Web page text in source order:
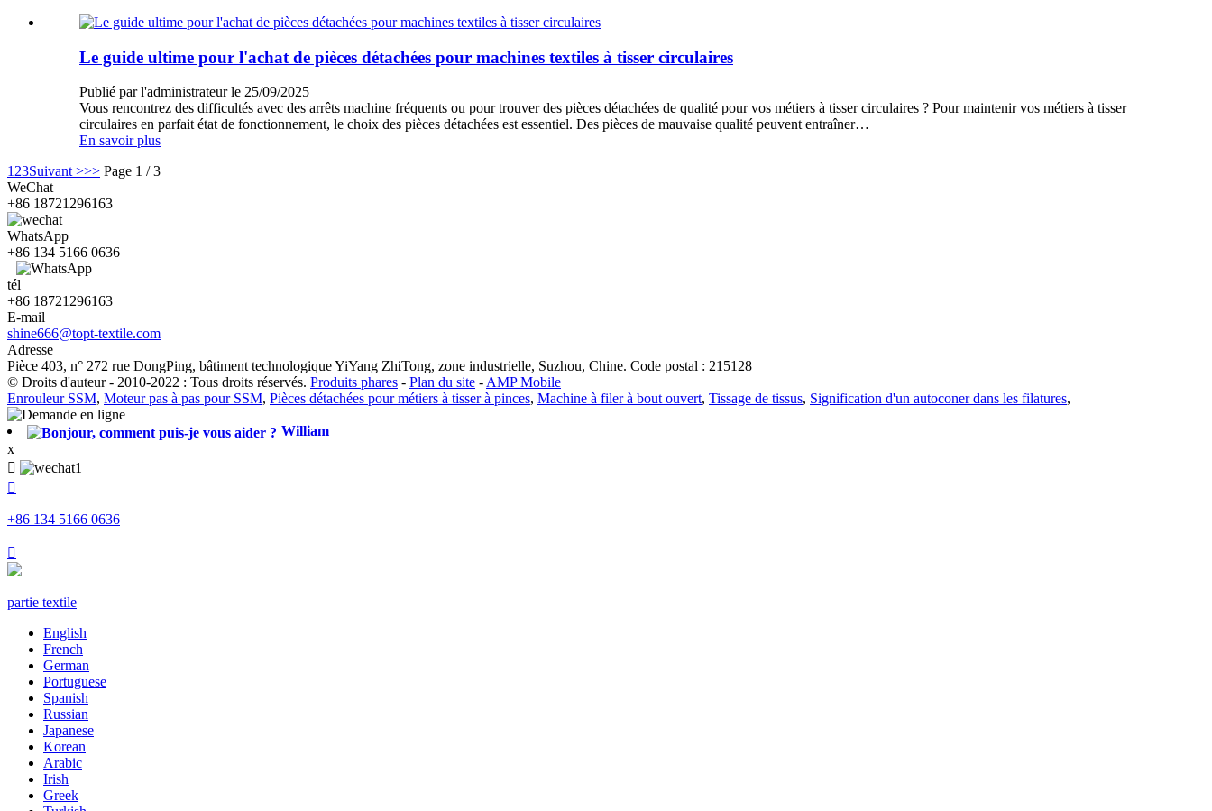
Le guide ultime pour l'achat de pièces détachées pour machines textiles à tisser circulaires
Publié par l'administrateur le 25/09/2025
Vous rencontrez des difficultés avec des arrêts machine fréquents ou pour trouver des pièces détachées de qualité pour vos métiers à tisser circulaires ? Pour maintenir vos métiers à tisser
circulaires en parfait état de fonctionnement, le choix des pièces détachées est essentiel. Des pièces de mauvaise qualité peuvent entraîner…
En savoir plus
1 23Suivant >>> Page 1 / 3
WeChat
+86 18721296163
WhatsApp
+86 134 5166 0636
tél
+86 18721296163
E-mail
shine666@topt-textile.com
Adresse
Pièce 403, n° 272 rue DongPing, bâtiment technologique YiYang ZhiTong, zone industrielle, Suzhou, Chine. Code postal : 215128
© Droits d'auteur - 2010-2022 : Tous droits réservés. Produits phares - Plan du site - AMP Mobile
Enrouleur SSM, Moteur pas à pas pour SSM, Pièces détachées pour métiers à tisser à pinces, Machine à filer à bout ouvert, Tissage de tissus, Signification d'un autoconer dans les filatures,
William
x


+86 134 5166 0636

partie textile
English
French
German
Portuguese
Spanish
Russian
Japanese
Korean
Arabic
Irish
Greek